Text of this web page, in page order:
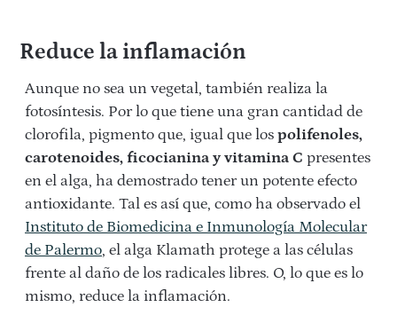
Reduce la inflamación
Aunque no sea un vegetal, también realiza la
fotosíntesis. Por lo que tiene una gran cantidad de
clorofila, pigmento que, igual que los polifenoles,
carotenoides, ficocianina y vitamina C presentes
en el alga, ha demostrado tener un potente efecto
antioxidante. Tal es así que, como ha observado el
Instituto de Biomedicina e Inmunología Molecular
de Palermo, el alga Klamath protege a las células
frente al daño de los radicales libres. O, lo que es lo
mismo, reduce la inflamación.